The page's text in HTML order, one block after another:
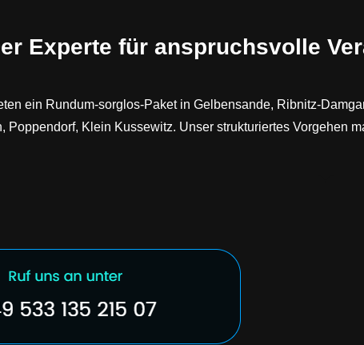
Experte für anspruchsvolle
ein Rundum-sorglos-Paket in Gelbensande, Ribnitz-
Poppendorf, Klein Kussewitz. Unser strukturiertes Vorgehen